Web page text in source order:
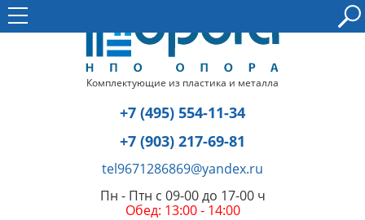
Комплектующие из пластика и металла
+7 (495) 554-11-34
+7 (903) 217-69-81
tel9671286869@yandex.ru
Пн - Птн с 09-00 до 17-00 ч
Обед: 13:00 - 14:00